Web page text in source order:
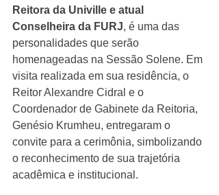
Reitora da Univille e atual
Conselheira da FURJ, é uma das
personalidades que serão
homenageadas na Sessão Solene. Em
visita realizada em sua residência, o
Reitor Alexandre Cidral e o
Coordenador de Gabinete da Reitoria,
Genésio Krumheu, entregaram o
convite para a cerimônia, simbolizando
o reconhecimento de sua trajetória
acadêmica e institucional.